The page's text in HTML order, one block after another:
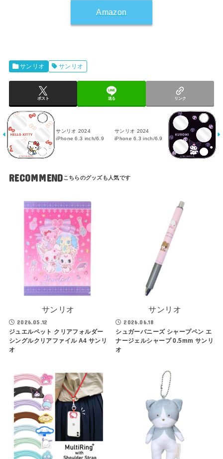
Amazon
サンリオ サンリオ
ポスト 送る リンク
サンリオ 2024
iPhone 6.3 inch/6.9
サンリオ 2024
iPhone 6.3 inch/6.9
RECOMMEND
サンリオ
2026.05.12
ジュエルペット クリアフォルダー
シングルクリアファイル A4 サンリ
オ
サンリオ
2026.06.18
シュガーバニーズ シャープペン エ
ナージェルシャープ 0.5mm サンリ
オ